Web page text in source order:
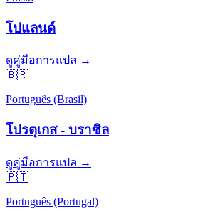
โปแลนด์
ดูคู่มือการแปล →
🇧🇷
Português (Brasil)
โปรตุเกส - บราซิล
ดูคู่มือการแปล →
🇵🇹
Português (Portugal)